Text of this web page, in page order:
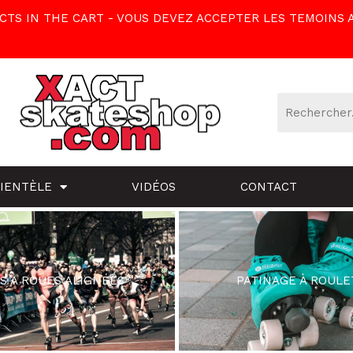
IN THE CART - VOUS DEVEZ ACCEPTER LES
VIDÉOS CONTACT
À ROUES ALIGNÉES PATINAGE À